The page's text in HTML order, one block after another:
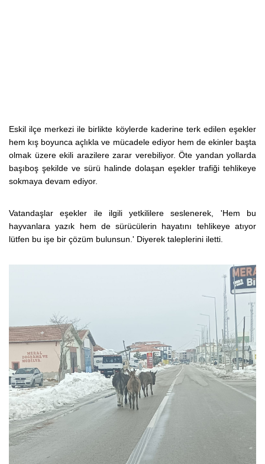
Eskil ilçe merkezi ile birlikte köylerde kaderine terk edilen eşekler
hem kış boyunca açlıkla ve mücadele ediyor hem de ekinler başta
olmak üzere ekili arazilere zarar verebiliyor. Öte yandan yollarda
başıboş şekilde ve sürü halinde dolaşan eşekler trafiği tehlikeye
sokmaya devam ediyor.
Vatandaşlar eşekler ile ilgili yetkililere seslenerek, 'Hem bu
hayvanlara yazık hem de sürücülerin hayatını tehlikeye atıyor
lütfen bu işe bir çözüm bulunsun.' Diyerek taleplerini iletti.